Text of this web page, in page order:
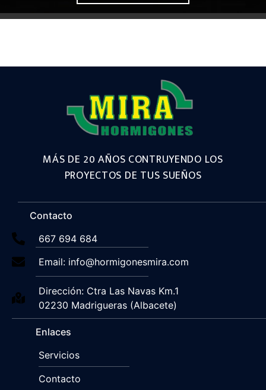
MÁS DE 20 AÑOS CONTRUYENDO LOS
PROYECTOS DE TUS SUEÑOS
Contacto
667 694 684
Email: info@hormigonesmira.com
Dirección: Ctra Las Navas Km.1
02230 Madrigueras (Albacete)
Enlaces
Servicios
Contacto